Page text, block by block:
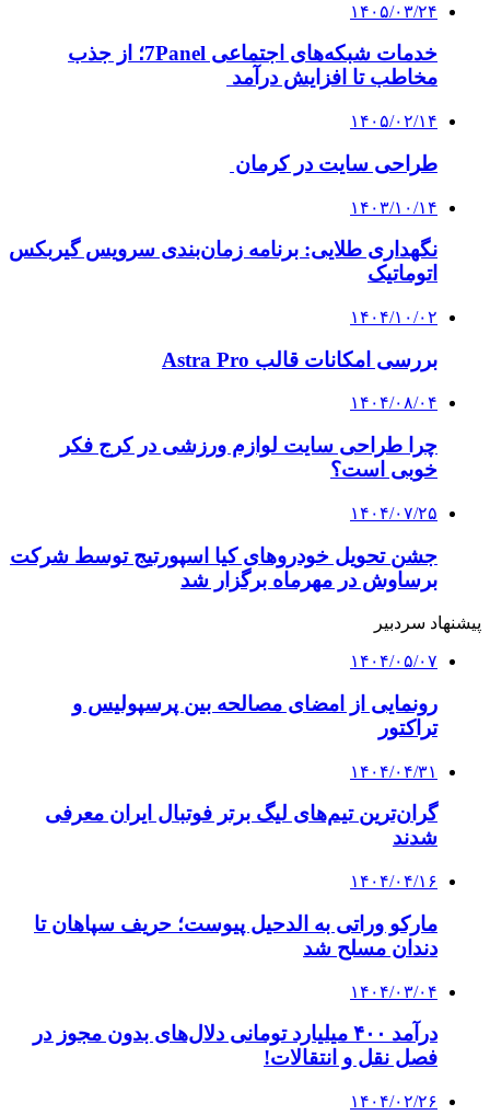
۱۴۰۵/۰۳/۲۴
خدمات شبکه‌های اجتماعی 7Panel؛ از جذب
مخاطب تا افزایش درآمد
۱۴۰۵/۰۲/۱۴
طراحی سایت در کرمان
۱۴۰۳/۱۰/۱۴
نگهداری طلایی: برنامه زمان‌بندی سرویس گیربکس
اتوماتیک
۱۴۰۴/۱۰/۰۲
بررسی امکانات قالب Astra Pro
۱۴۰۴/۰۸/۰۴
چرا طراحی سایت لوازم ورزشی در کرج فکر
خوبی است؟
۱۴۰۴/۰۷/۲۵
جشن تحویل خودروهای کیا اسپورتیج توسط شرکت
برساوش در مهرماه برگزار شد
پیشنهاد سردبیر
۱۴۰۴/۰۵/۰۷
رونمایی از امضای مصالحه بین پرسپولیس و
تراکتور
۱۴۰۴/۰۴/۳۱
گران‌ترین تیم‌های لیگ برتر فوتبال ایران معرفی
شدند
۱۴۰۴/۰۴/۱۶
مارکو وراتی به الدحیل پیوست؛ حریف سپاهان تا
دندان مسلح شد
۱۴۰۴/۰۳/۰۴
درآمد ۴۰۰ میلیارد تومانی دلال‌های بدون مجوز در
فصل نقل و انتقالات!
۱۴۰۴/۰۲/۲۶